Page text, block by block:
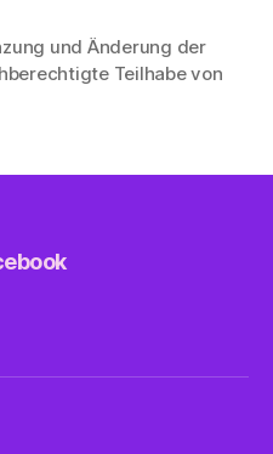
und Änderung der
Teilhabe von